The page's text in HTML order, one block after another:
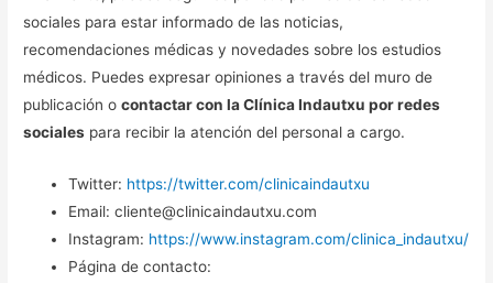
sociales para estar informado de las noticias,
recomendaciones médicas y novedades sobre los estudios
médicos. Puedes expresar opiniones a través del muro de
publicación ocontactar con la Clínica Indautxu por redes
sociales para recibir la atención del personal a cargo.
Twitter: https://twitter.com/clinicaindautxu
Email: cliente@clinicaindautxu.com
Instagram: https://www.instagram.com/clinica_indautxu/
Página de contacto: